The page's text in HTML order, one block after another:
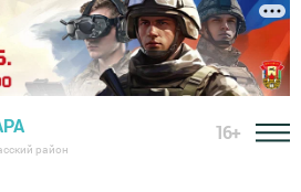
район
16+